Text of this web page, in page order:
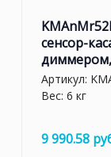
сенсор-
Артикул:
Вес: 6 кг
9 990.58